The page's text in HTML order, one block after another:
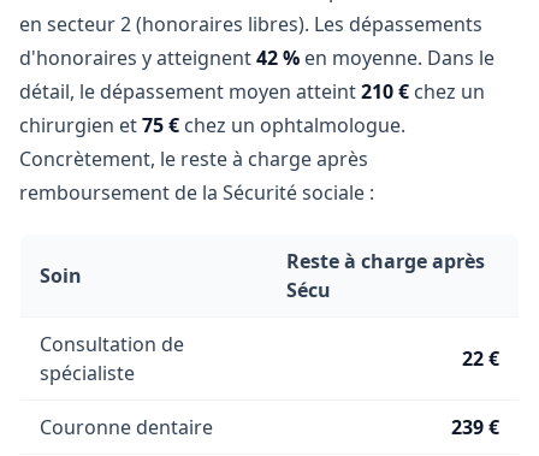
en secteur 2 (honoraires libres). Les dépassements
d'honoraires y atteignent42 % en moyenne. Dans le
détail, le dépassement moyen atteint210 € chez un
chirurgien et75 € chez un ophtalmologue.
Concrètement, le reste à charge après
remboursement de la Sécurité sociale :
Soin
Reste à charge après
Sécu
Consultation de
spécialiste
22 €
Couronne dentaire 239 €